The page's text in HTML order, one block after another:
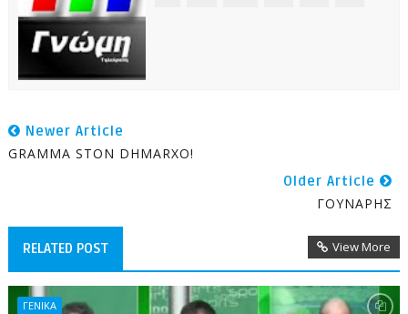
Newer Article
GRAMMA STON DHMARXO!
Older Article
ΓΟΥΝΑΡΗΣ
RELATED POST View More
ΓΕΝΙΚΑ